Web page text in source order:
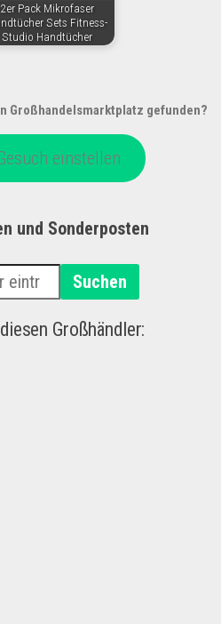
2er Pack Mikrofaser
Sets Fitness-
Studio Handtücher
Großhandelsmarktplatz gefunden?
einstellen
und Sonderposten
Suchen
Großhändler: